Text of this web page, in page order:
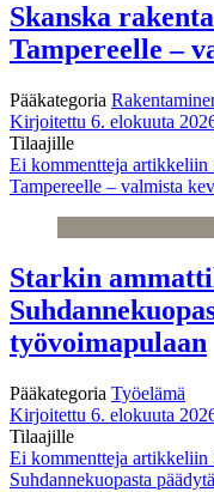
Skanska
Tampereelle –
Pääkategoria
Kirjoitettu 6. elokuuta
Tilaajille
Ei kommentteja artikkeliin
Tampereelle – valmista
Starkin
työvoimapulaan
Pääkategoria Työelämä
Kirjoitettu 6. elokuuta
Tilaajille
Ei kommentteja artikkeliin
Suhdannekuopasta